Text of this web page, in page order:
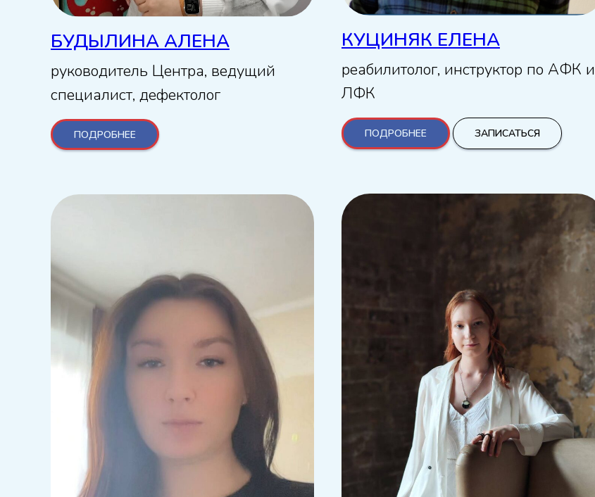
БУДЫЛИНА АЛЕНА
руководитель Центра, ведущий
специалист, дефектолог
ПОДРОБНЕЕ
КУЦИНЯК ЕЛЕНА
реабилитолог, инструктор по АФК и
ЛФК
ПОДРОБНЕЕ ЗАПИСАТЬСЯ